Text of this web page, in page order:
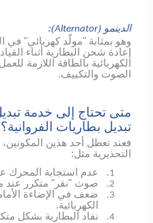
الدينمو (Alternator
):
وهو بمثابة "مولّد كهربائي"
إعادة شحن البطارية أثناء
الكهربائية بالطاقة اللازمة
الصوت والتكييف.
متى تحتاج إلى خدمة
تبديل بطاريات الفروانية؟
فعند تعطل أحد هذين
التحذيرية مثل:
1. عدم استجابة المحرك
2. صوت "نقر" متكرر عند
3.
ضعف في الإضاءة
الكهربائية.
4.
نفاد البطارية بشكل